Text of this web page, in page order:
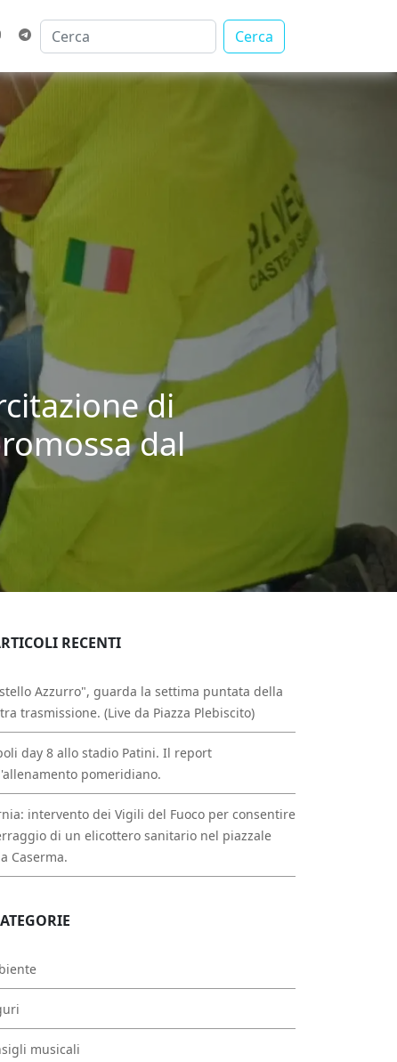
Cerca
di
dal
RECENTI
Azzurro", guarda la settima puntata della
trasmissione. (Live da Piazza Plebiscito)
day 8 allo stadio Patini. Il report
pomeridiano.
intervento dei Vigili del Fuoco per consentire
di un elicottero sanitario nel piazzale
Caserma.
musicali